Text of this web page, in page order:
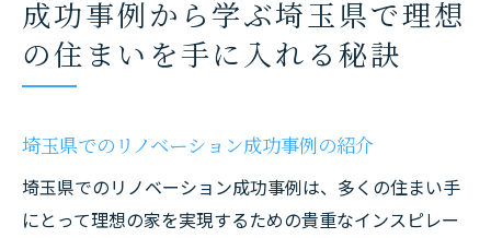
成功事例から学ぶ埼玉県で理想
の住まいを手に入れる秘訣
埼玉県でのリノベーション成功事例の紹介
埼玉県でのリノベーション成功事例は、多くの住まい手
にとって理想の家を実現するための貴重なインスピレー